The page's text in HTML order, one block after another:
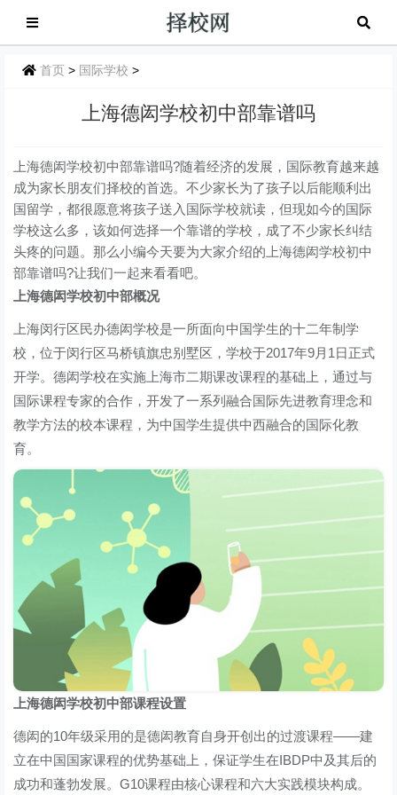
首页 > 国际学校 >
上海德闳学校初中部靠谱吗
上海德闳学校初中部靠谱吗?随着经济的发展，国际教育越来越
成为家长朋友们择校的首选。不少家长为了孩子以后能顺利出
国留学，都很愿意将孩子送入国际学校就读，但现如今的国际
学校这么多，该如何选择一个靠谱的学校，成了不少家长纠结
头疼的问题。那么小编今天要为大家介绍的上海德闳学校初中
部靠谱吗?让我们一起来看看吧。
上海德闳学校初中部概况
上海闵行区民办德闳学校是一所面向中国学生的十二年制学
校，位于闵行区马桥镇旗忠别墅区，学校于2017年9月1日正式
开学。德闳学校在实施上海市二期课改课程的基础上，通过与
国际课程专家的合作，开发了一系列融合国际先进教育理念和
教学方法的校本课程，为中国学生提供中西融合的国际化教
育。
上海德闳学校初中部课程设置
德闳的10年级采用的是德闳教育自身开创出的过渡课程——建
立在中国国家课程的优势基础上，保证学生在IBDP中及其后的
成功和蓬勃发展。G10课程由核心课程和六大实践模块构成。